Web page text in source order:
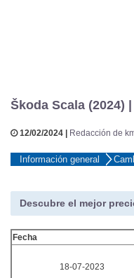
Škoda Scala (2024) |
12/02/2024 | Redacción de
Información general
Descubre el mejor
Fecha
18-07-2023